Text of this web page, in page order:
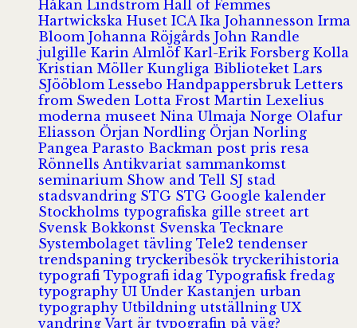
Håkan Lindström Hall of Femmes
Hartwickska Huset ICA Ika Johannesson Irma
Bloom Johanna Röjgårds John Randle
julgille Karin Almlöf Karl-Erik Forsberg Kolla
Kristian Möller Kungliga Biblioteket Lars
SJööblom Lessebo Handpappersbruk Letters
from Sweden Lotta Frost Martin Lexelius
moderna museet Nina Ulmaja Norge Olafur
Eliasson Örjan Nordling Örjan Norling
Pangea Parasto Backman post pris resa
Rönnells Antikvariat sammankomst
seminarium Show and Tell SJ stad
stadsvandring STG STG Google kalender
Stockholms typografiska gille street art
Svensk Bokkonst Svenska Tecknare
Systembolaget tävling Tele2 tendenser
trendspaning tryckeribesök tryckerihistoria
typografi Typografi idag Typografisk fredag
typography UI Under Kastanjen urban
typography Utbildning utställning UX
vandring Vart är typografin på väg?